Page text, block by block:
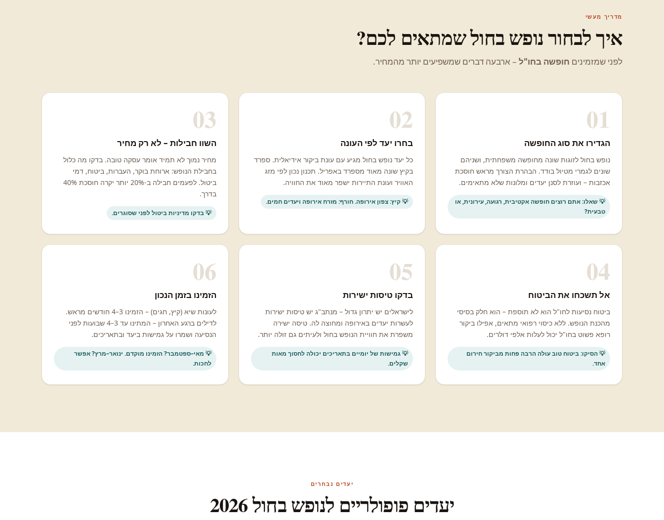
מדריך מעשי
איך לבחור נופש בחול שמתאים לכם?
לפני שמזמינים חופשה בחו"ל – ארבעה דברים שמשפיעים יותר מהמחיר.
01
הגדירו את סוג החופשה
נופש בחול לזוגות שונה מחופשה משפחתית, ושניהם
שונים לגמרי מטיול בודד. הבהרת הצורך מראש חוסכת
אכזבות – ועוזרת לסנן יעדים ומלונות שלא מתאימים.
💡 שאלו: אתם רוצים חופשה אקטיבית, רגועה, עירונית, או
טבעית?
02
בחרו יעד לפי העונה
כל יעד נופש בחול מגיע עם עונת ביקור אידיאלית. ספרד
בקיץ שונה מאוד מספרד באפריל. תכנון נכון לפי מזג
האוויר ועונת התיירות ישפר מאוד את החוויה.
💡 קיץ: צפון אירופה. חורף: מזרח אירופה ויעדים חמים.
03
השוו חבילות – לא רק מחיר
מחיר נמוך לא תמיד אומר עסקה טובה. בדקו מה כלול
בחבילת הנופש: ארוחת בוקר, העברות, ביטוח, דמי
ביטול. לפעמים חבילה ב-20% יותר יקרה חוסכת 40%
בדרך.
💡 בדקו מדיניות ביטול לפני שסוגרים.
04
אל תשכחו את הביטוח
ביטוח נסיעות לחו"ל הוא לא תוספת – הוא חלק בסיסי
מהכנת הנופש. ללא כיסוי רפואי מתאים, אפילו ביקור
רופא פשוט בחו"ל יכול לעלות אלפי דולרים.
💡 הסיקו: ביטוח טוב עולה הרבה פחות מביקור חירום
אחד.
05
בדקו טיסות ישירות
לישראלים יש יתרון גדול – מנתב"ג יש טיסות ישירות
לעשרות יעדים באירופה ומחוצה לה. טיסה ישירה
משפרת את חוויית הנופש בחול ולעיתים גם זולה יותר.
💡 גמישות של יומיים בתאריכים יכולה לחסוך מאות
שקלים.
06
הזמינו בזמן הנכון
לעונות שיא (קיץ, חגים) – הזמינו 3–4 חודשים מראש.
לדילים ברגע האחרון – המתינו עד 3–4 שבועות לפני
הנסיעה ושמרו על גמישות ביעד ובתאריכים.
💡 מאי–ספטמבר? הזמינו מוקדם. ינואר–מרץ? אפשר
לחכות.
יעדים נבחרים
יעדים פופולריים לנופש בחול 2026